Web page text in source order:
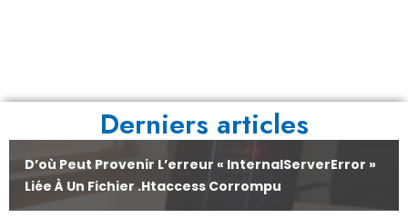
Derniers articles
D’où Peut Provenir L’erreur « InternalServerError »
Liée À Un Fichier .htaccess Corrompu